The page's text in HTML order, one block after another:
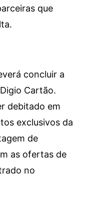
que
concluir a
Cartão.
debitado em
exclusivos da
de
as ofertas de
no